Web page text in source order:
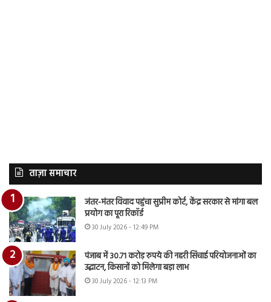
ताज़ा समाचार
जंतर-मंतर विवाद पहुंचा सुप्रीम कोर्ट, केंद्र सरकार से मांगा बल
प्रयोग का पूरा रिकॉर्ड
30 July 2026 - 12:49 PM
पंजाब में 30.71 करोड़ रुपये की नहरी सिंचाई परियोजनाओं का
उद्घाटन, किसानों को मिलेगा बड़ा लाभ
30 July 2026 - 12:13 PM